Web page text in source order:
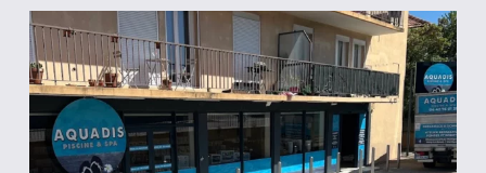
Magasin
Aquadis
piscine
Martigues